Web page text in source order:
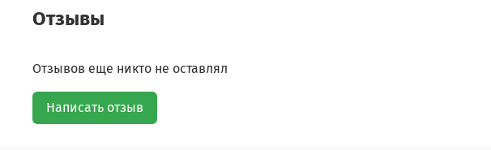
Отзывы
Отзывов еще никто не оставлял
Написать отзыв